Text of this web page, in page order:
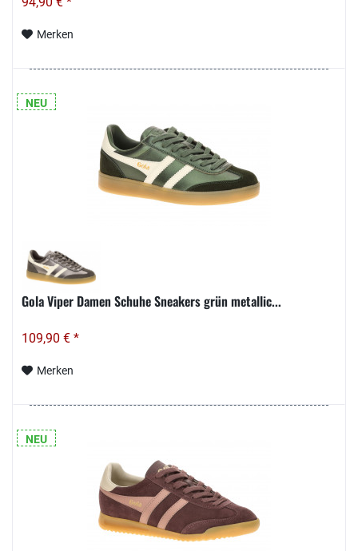
Merken
NEU
Gola Viper Damen Schuhe Sneakers grün metallic...
109,90 € *
Merken
NEU